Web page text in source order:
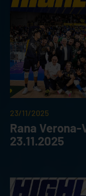
23/11/2025
Rana Verona-
23.11.2025